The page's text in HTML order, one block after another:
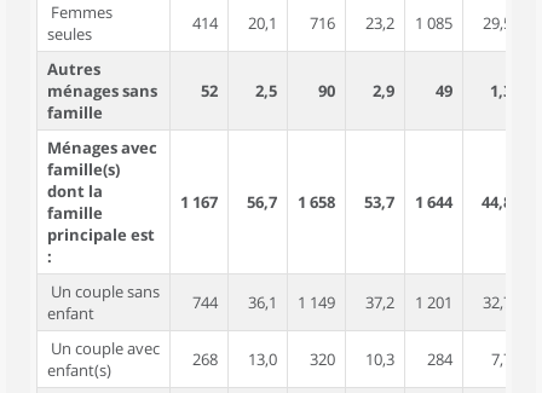
Femmes
seules
414 20,1 716 23,2 1 085 29,5
Autres
ménages sans
famille
52 2,5 90 2,9 49 1,3
Ménages avec
famille(s)
dont la
famille
principale est
:
1 167 56,7 1 658 53,7 1 644 44,8
Un couple sans
enfant
744 36,1 1 149 37,2 1 201 32,7
Un couple avec
enfant(s)
268 13,0 320 10,3 284 7,7